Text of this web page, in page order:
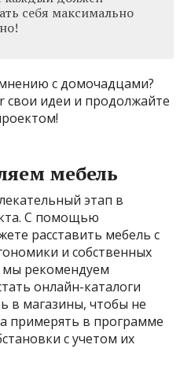
себя максимально
с домочадцами?
свои идеи и продолжайте
мебель
этап в
С помощью
расставить мебель с
и собственных
мы рекомендуем
онлайн-каталоги
в магазины, чтобы не
примерять в программе
с учетом их